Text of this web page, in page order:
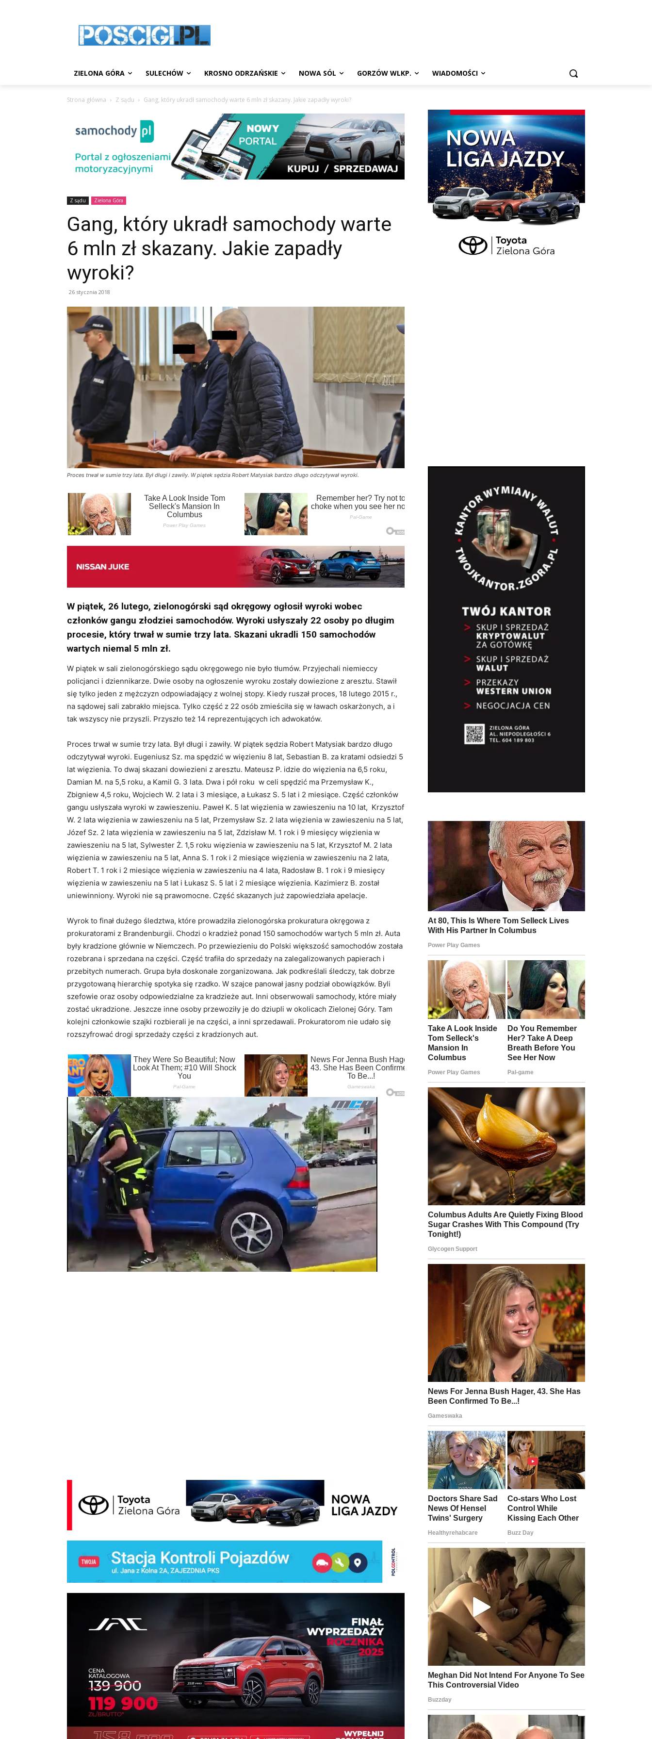
ZIELONA GÓRA SULECHÓW KROSNO ODRZAŃSKIE NOWA SÓL GORZÓW WLKP. WIADOMOŚCI
Strona główna Z sądu Gang, który ukradł samochody warte 6 mln zł skazany. Jakie zapadły wyroki?
Z sądu Zielona Góra
Gang, który ukradł samochody warte
6 mln zł skazany. Jakie zapadły
wyroki?
26 stycznia 2018
Proces trwał w sumie trzy lata. Był długi i zawiły. W piątek sędzia Robert Matysiak bardzo długo odczytywał wyroki.
W piątek, 26 lutego, zielonogórski sąd okręgowy ogłosił wyroki wobec
członków gangu złodziei samochodów. Wyroki usłyszały 22 osoby po długim
procesie, który trwał w sumie trzy lata. Skazani ukradli 150 samochodów
wartych niemal 5 mln zł.
W piątek w sali zielonogórskiego sądu okręgowego nie było tłumów. Przyjechali niemieccy
policjanci i dziennikarze. Dwie osoby na ogłoszenie wyroku zostały dowiezione z aresztu. Stawił
się tylko jeden z mężczyzn odpowiadający z wolnej stopy. Kiedy ruszał proces, 18 lutego 2015 r.,
na sądowej sali zabrakło miejsca. Tylko część z 22 osób zmieściła się w ławach oskarżonych, a i
tak wszyscy nie przyszli. Przyszło też 14 reprezentujących ich adwokatów.
Proces trwał w sumie trzy lata. Był długi i zawiły. W piątek sędzia Robert Matysiak bardzo długo
odczytywał wyroki. Eugeniusz Sz. ma spędzić w więzieniu 8 lat, Sebastian B. za kratami odsiedzi 5
lat więzienia. To dwaj skazani dowiezieni z aresztu. Mateusz P. idzie do więzienia na 6,5 roku,
Damian M. na 5,5 roku, a Kamil G. 3 lata. Dwa i pół roku w celi spędzić ma Przemysław K.,
Zbigniew 4,5 roku, Wojciech W. 2 lata i 3 miesiące, a Łukasz S. 5 lat i 2 miesiące. Część członków
gangu usłyszała wyroki w zawieszeniu. Paweł K. 5 lat więzienia w zawieszeniu na 10 lat, Krzysztof
W. 2 lata więzienia w zawieszeniu na 5 lat, Przemysław Sz. 2 lata więzienia w zawieszeniu na 5 lat,
Józef Sz. 2 lata więzienia w zawieszeniu na 5 lat, Zdzisław M. 1 rok i 9 miesięcy więzienia w
zawieszeniu na 5 lat, Sylwester Ż. 1,5 roku więzienia w zawieszeniu na 5 lat, Krzysztof M. 2 lata
więzienia w zawieszeniu na 5 lat, Anna S. 1 rok i 2 miesiące więzienia w zawieszeniu na 2 lata,
Robert T. 1 rok i 2 miesiące więzienia w zawieszeniu na 4 lata, Radosław B. 1 rok i 9 miesięcy
więzienia w zawieszeniu na 5 lat i Łukasz S. 5 lat i 2 miesiące więzienia. Kazimierz B. został
uniewinniony. Wyroki nie są prawomocne. Część skazanych już zapowiedziała apelacje.
Wyrok to finał dużego śledztwa, które prowadziła zielonogórska prokuratura okręgowa z
prokuratorami z Brandenburgii. Chodzi o kradzież ponad 150 samochodów wartych 5 mln zł. Auta
były kradzione głównie w Niemczech. Po przewiezieniu do Polski większość samochodów została
rozebrana i sprzedana na części. Część trafiła do sprzedaży na zalegalizowanych papierach i
przebitych numerach. Grupa była doskonale zorganizowana. Jak podkreślali śledczy, tak dobrze
przygotowaną hierarchię spotyka się rzadko. W szajce panował jasny podział obowiązków. Byli
szefowie oraz osoby odpowiedzialne za kradzieże aut. Inni obserwowali samochody, które miały
zostać ukradzione. Jeszcze inne osoby przewoziły je do dziupli w okolicach Zielonej Góry. Tam
kolejni członkowie szajki rozbierali je na części, a inni sprzedawali. Prokuratorom nie udało się
rozszyfrować drogi sprzedaży części z kradzionych aut.